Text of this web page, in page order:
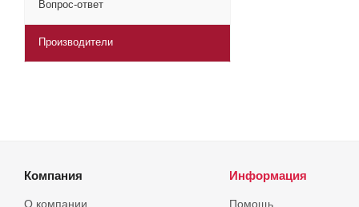
Вопрос-ответ
Производители
Компания
О компании
Информация
Помощь